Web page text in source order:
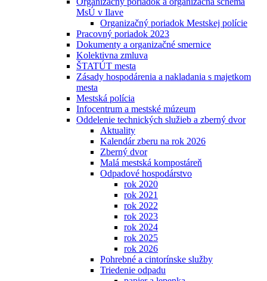
MsÚ v Ilave
Organizačný poriadok Mestskej polície
Pracovný poriadok 2023
Dokumenty a organizačné smernice
Kolektivna zmluva
ŠTATÚT mesta
Zásady hospodárenia a nakladania s majetkom
mesta
Mestská polícia
Infocentrum a mestské múzeum
Oddelenie technických služieb a zberný dvor
Aktuality
Kalendár zberu na rok 2026
Zberný dvor
Malá mestská kompostáreň
Odpadové hospodárstvo
rok 2020
rok 2021
rok 2022
rok 2023
rok 2024
rok 2025
rok 2026
Pohrebné a cintorínske služby
Triedenie odpadu